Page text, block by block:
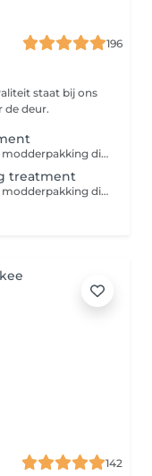
196
staat bij ons
de deur.
Bij deze behandeling krijg je een heerlijke modderpakking die je hoofdhuid kalmeerd , minder snel vettig maakt of roos behandeld. Daarna kun jij heerlijk genieten van een heerlijke headspa treatment die je haar versterkt en de kwaliteit van je haar verbetert
treatment
Bij deze behandeling krijg je een heerlijke modderpakking die je hoofdhuid kalmeerd , minder snel vettig maakt of roos behandeld. Daarna kun jij heerlijk genieten van een heerlijke headspa treatment die stress verminderd.
142